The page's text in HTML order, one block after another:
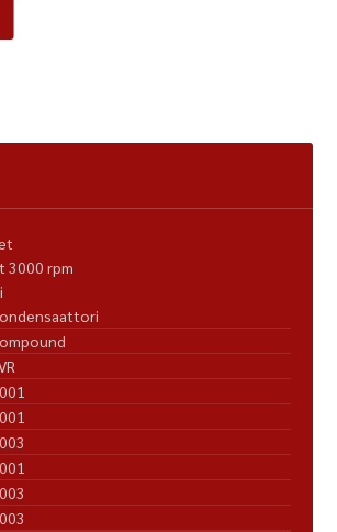
3000 rpm